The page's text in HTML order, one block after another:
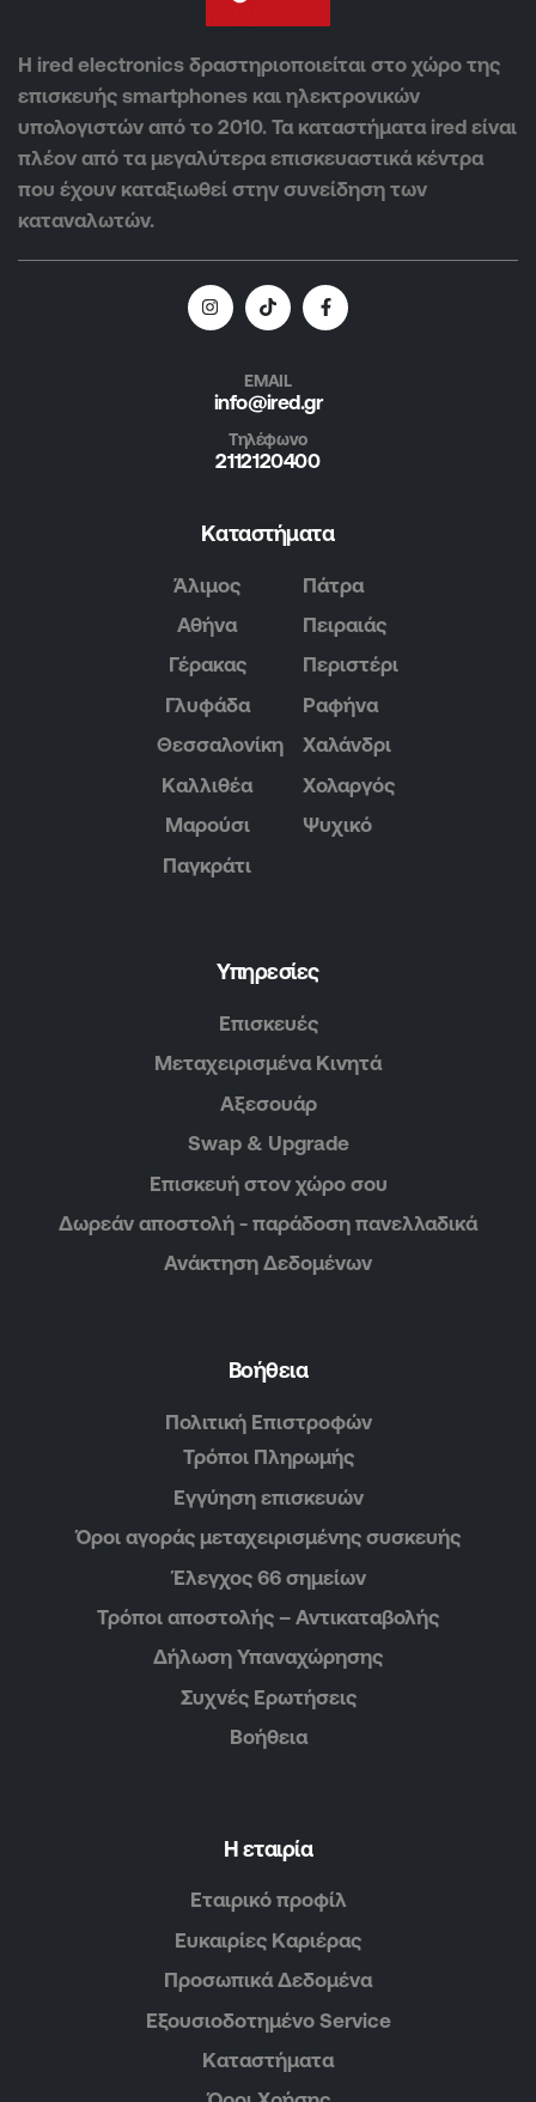
Η ired electronics δραστηριοποιείται στο χώρο της
επισκευής smartphones και ηλεκτρονικών
υπολογιστών από το 2010. Τα καταστήματα ired είναι
πλέον από τα μεγαλύτερα επισκευαστικά κέντρα
που έχουν καταξιωθεί στην συνείδηση των
καταναλωτών.
EMAIL
info@ired.gr
Τηλέφωνο
2112120400
Καταστήματα
Άλιμος
Αθήνα
Γέρακας
Γλυφάδα
Θεσσαλονίκη
Καλλιθέα
Μαρούσι
Παγκράτι
Πάτρα
Πειραιάς
Περιστέρι
Ραφήνα
Χαλάνδρι
Χολαργός
Ψυχικό
Υπηρεσίες
Επισκευές
Μεταχειρισμένα Κινητά
Αξεσουάρ
Swap & Upgrade
Επισκευή στον χώρο σου
Δωρεάν αποστολή - παράδοση πανελλαδικά
Ανάκτηση Δεδομένων
Βοήθεια
Πολιτική Επιστροφών
Τρόποι Πληρωμής
Εγγύηση επισκευών
Όροι αγοράς μεταχειρισμένης συσκευής
Έλεγχος 66 σημείων
Τρόποι αποστολής – Αντικαταβολής
Δήλωση Υπαναχώρησης
Συχνές Ερωτήσεις
Βοήθεια
Η εταιρία
Εταιρικό προφίλ
Ευκαιρίες Καριέρας
Προσωπικά Δεδομένα
Εξουσιοδοτημένο Service
Καταστήματα